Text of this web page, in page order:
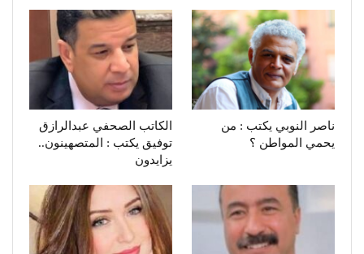
ناصر النوبي يكتب : من
يحمي المواطن ؟
‬توفيق يكتب : المتصهينون‭..
‬يزايدون